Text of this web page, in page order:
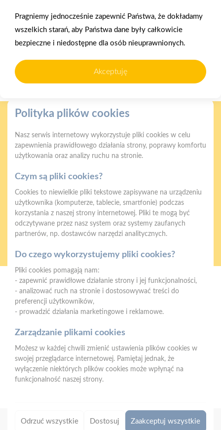
Otwarcie sklepu PSB
Mrówka w Wyrzysku
Gwarancja jakości
Zakupy w systemie
Oferujemy zakupy
Zakupy
Mrówka Łososina
Łososina Dolna 416, 33-314 Łososina Dolna
E-mail: lososina@psbmrowka.com.pl
NIP:871-165-81-46
REGON: 121470982
Copyright 2026 © PSB MRÓWKA Designed by Eskamedia
Pragniemy jednocześnie zapewnić Państwa, że dokładamy
wszelkich starań, aby Państwa dane były całkowicie
bezpieczne i niedostępne dla osób nieuprawnionych.
Akceptuję
Polityka plików cookies
Nasz serwis internetowy wykorzystuje pliki cookies w celu
zapewnienia prawidłowego działania strony, poprawy komfortu
użytkowania oraz analizy ruchu na stronie.
Czym są pliki cookies?
Cookies to niewielkie pliki tekstowe zapisywane na urządzeniu
użytkownika (komputerze, tablecie, smartfonie) podczas
korzystania z naszej strony internetowej. Pliki te mogą być
odczytywane przez nasz system oraz systemy zaufanych
partnerów, np. dostawców narzędzi analitycznych.
Do czego wykorzystujemy pliki cookies?
Pliki cookies pomagają nam:
- zapewnić prawidłowe działanie strony i jej funkcjonalności,
- analizować ruch na stronie i dostosowywać treści do
preferencji użytkowników,
- prowadzić działania marketingowe i reklamowe.
Zarządzanie plikami cookies
Możesz w każdej chwili zmienić ustawienia plików cookies w
swojej przeglądarce internetowej. Pamiętaj jednak, że
wyłączenie niektórych plików cookies może wpłynąć na
funkcjonalność naszej strony.
Odrzuć wszystkie Dostosuj Zaakceptuj wszystkie